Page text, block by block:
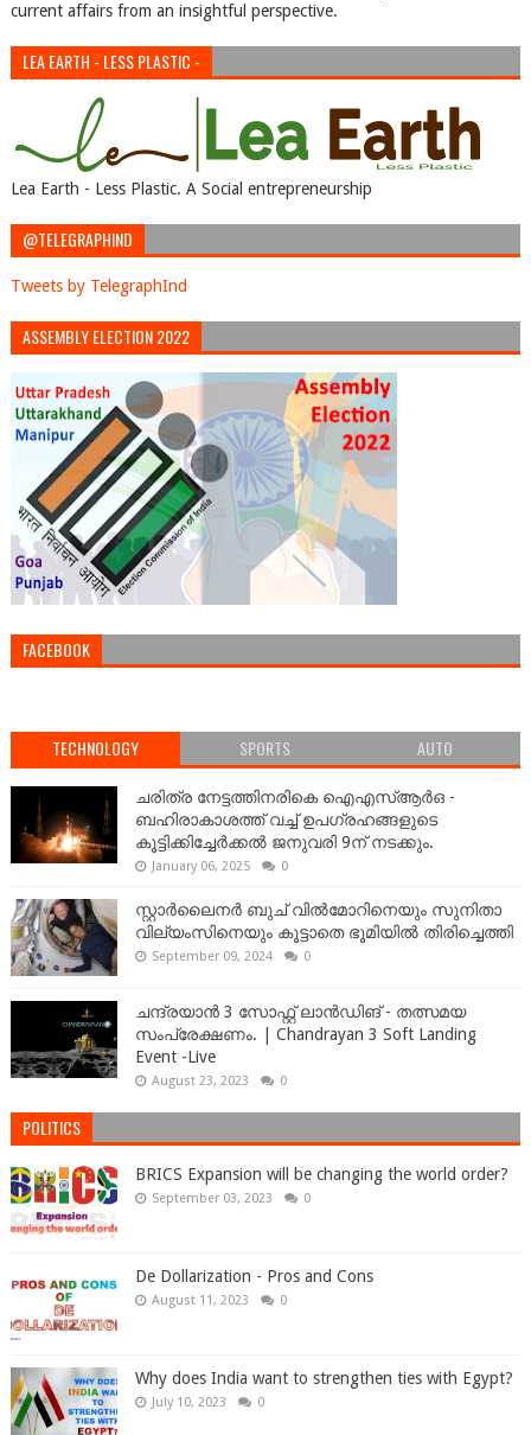
current affairs from an insightful perspective.
LEA EARTH - LESS PLASTIC -
Lea Earth - Less Plastic. A Social entrepreneurship
@TELEGRAPHIND
Tweets by TelegraphInd
ASSEMBLY ELECTION 2022
FACEBOOK
TECHNOLOGY SPORTS AUTO
ചരിത്ര നേട്ടത്തിനരികെ ഐഎസ്ആർഒ -
ബഹിരാകാശത്ത് വച്ച് ഉപഗ്രഹങ്ങളുടെ
കൂട്ടിക്കിച്ചേർക്കൽ ജനുവരി 9ന് നടക്കും.
January 06, 2025 0
സ്റ്റാർലൈനർ ബുച് വിൽമോറിനെയും സുനിതാ
വില്യംസിനെയും കൂട്ടാതെ ഭൂമിയിൽ തിരിച്ചെത്തി
September 09, 2024 0
ചന്ദ്രയാൻ 3 സോഫ്റ്റ് ലാൻഡിങ് - തത്സമയ
സംപ്രേക്ഷണം. | Chandrayan 3 Soft Landing
Event -Live
August 23, 2023 0
POLITICS
BRICS Expansion will be changing the world order?
September 03, 2023 0
De Dollarization - Pros and Cons
August 11, 2023 0
Why does India want to strengthen ties with Egypt?
July 10, 2023 0